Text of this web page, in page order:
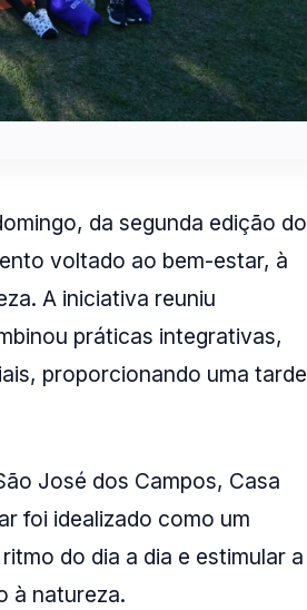
da segunda edição do
voltado ao bem-estar, à
A iniciativa reuniu
práticas integrativas,
proporcionando uma tarde
José dos Campos, Casa
foi idealizado como um
do dia a dia e estimular a
à natureza.